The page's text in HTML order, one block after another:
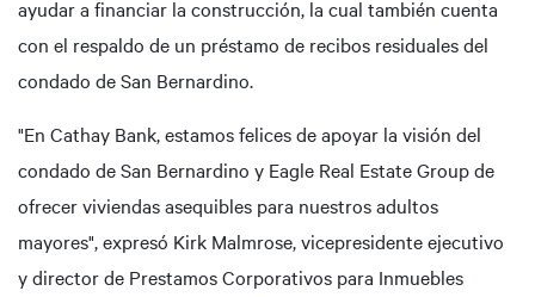
ayudar a financiar la construcción, la cual también cuenta
con el respaldo de un préstamo de recibos residuales del
condado de San Bernardino.
"En Cathay Bank, estamos felices de apoyar la visión del
condado de San Bernardino y Eagle Real Estate Group de
ofrecer viviendas asequibles para nuestros adultos
mayores", expresó Kirk Malmrose, vicepresidente ejecutivo
y director de Prestamos Corporativos para Inmuebles